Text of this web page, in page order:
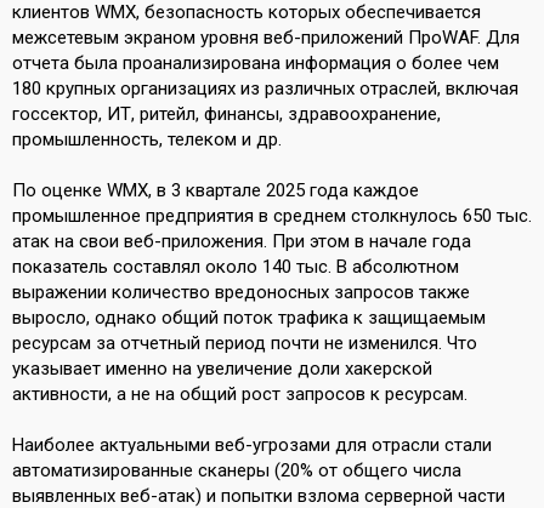
клиентов WMX, безопасность которых обеспечивается
межсетевым экраном уровня веб-приложений ПроWAF. Для
отчета была проанализирована информация о более чем
180 крупных организациях из различных отраслей, включая
госсектор, ИТ, ритейл, финансы, здравоохранение,
промышленность, телеком и др.
По оценке WMX, в 3 квартале 2025 года каждое
промышленное предприятия в среднем столкнулось 650 тыс.
атак на свои веб-приложения. При этом в начале года
показатель составлял около 140 тыс. В абсолютном
выражении количество вредоносных запросов также
выросло, однако общий поток трафика к защищаемым
ресурсам за отчетный период почти не изменился. Что
указывает именно на увеличение доли хакерской
активности, а не на общий рост запросов к ресурсам.
Наиболее актуальными веб-угрозами для отрасли стали
автоматизированные сканеры (20% от общего числа
выявленных веб-атак) и попытки взлома серверной части